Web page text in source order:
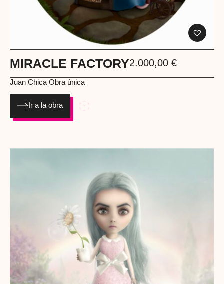
MIRACLE FACTORY2.000,00 €
Juan Chica Obra única
Ir a la obra